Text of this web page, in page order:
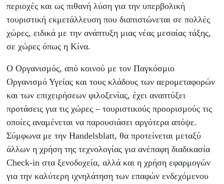
περιοχές και ως πιθανή λύση για την υπερβολική
τουριστική εκμετάλλευση που διαπιστώνεται σε πολλές
χώρες, ειδικά με την ανάπτυξη μιας νέας μεσαίας τάξης,
σε χώρες όπως η Κίνα.
Ο Οργανισμός, από κοινού με τον Παγκόσμιο
Οργανισμό Υγείας και τους κλάδους των αερομεταφορών
και των επιχειρήσεων φιλοξενίας, έχει αναπτύξει
προτάσεις για τις χώρες – τουριστικούς προορισμούς τις
οποίες αναμένεται να παρουσιάσει αργότερα απόψε.
Σύμφωνα με την Handelsblatt, θα προτείνεται μεταξύ
άλλων η χρήση της τεχνολογίας για ανέπαφη διαδικασία
Check-in στα ξενοδοχεία, αλλά και η χρήση εφαρμογών
για την καλύτερη ιχνηλάτηση των επαφών ενδεχόμενου